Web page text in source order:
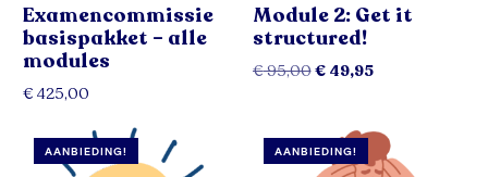
Examencommissie
basispakket – alle
modules
€ 425,00
Toevoegen aan winkelwagen
Module 2: Get it
structured!
€95,00€49,95
AANBIEDING! AANBIEDING!